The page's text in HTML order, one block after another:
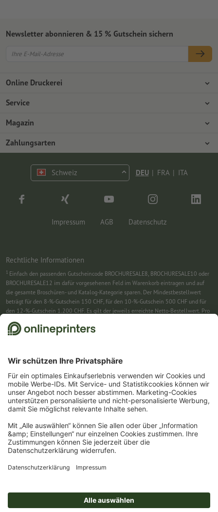
Online Druckerei
Über Onlineprinters
Presse
Umweltschutz
Service
Zahlungsarten
Versand
op.premium
Magazin
Design
Druck & Insights
Tutorials
Zahlungsarten
Newsletter abonnieren & 15 % Gutschein sichern
Schweiz DEU | FRA | ITA
Impressum AGB Datenschutz
Rechtliche Informationen
1 Einfach den passenden Gutscheincode BROCHURESALE8, BROCHURESALE10 oder
BROCHURESALE12 im dafür vorgesehenen Feld im Warenkorb eintragen und auf
die gesamte Broschüren- und Katalog-Kategorie sparen. Der Mindestbestellwert
beträgt für den 8-%-Gutschein 150 CHF, für den 10-%-Gutschein 500 CHF und für
den 12-%-Gutschein 1.200 CHF. Es gilt der jeweils erreichte Netto-Bestellwert. Pro
Bestellung ist nur ein Gutscheincode einlösbar. Mehrfach einlösbar. Keine
Barauszahlung. Nicht mit weiteren Aktionen kombinierbar. Die Aktion gilt bis
Warenkorb eintragen und auf ausgewählte Produkte sparen. Kein
Mindestbestellwert. Mehrfach einlösbar. Keine Barauszahlung. Nicht mit weiteren
Aktionen kombinierbar. Die Aktion gilt bis einschliesslich 31.08.2026.
3 Einfach den Gutscheincode STICKYNOTES26-20 im dafür vorgesehenen Feld im
Warenkorb eintragen und auf ausgewählte Produkte sparen. Kein
Aktionen kombinierbar. Die Aktion gilt bis einschliesslich 31.08.2026.
4Sie erhalten zunächst eine E-Mail, in der Sie die Anmeldung zum Newsletter durch
einen Klick bestätigen. Erst dann senden wir Ihnen den Rabattcode und künftig
Maximale Höhe des Rabatts: 150 CHF des Bestellwerts (netto). Einmalig einlösbar.